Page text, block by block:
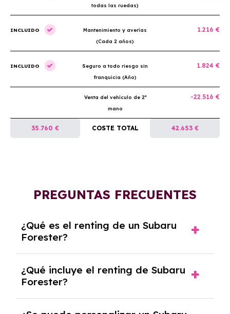
todas las ruedas)
INCLUIDO
Mantenimiento y averías
(Cada 2 años)
1.216 €
INCLUIDO
Seguro a todo riesgo sin
franquicia (Año)
1.824 €
Venta del vehículo de 2ª
mano
-22.516 €
35.760 € COSTE TOTAL 42.653 €
PREGUNTAS FRECUENTES
¿Qué es el renting de un Subaru
Forester?
contrato de alquiler a largo plazo en el que
pagas una cuota mensual fija por el uso del
coche durante un periodo determinado,
generalmente entre 2 y 5 años.
¿Qué incluye el renting de Subaru
Forester?